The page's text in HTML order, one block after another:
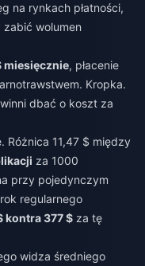
na rynkach płatności,
zabić wolumen
miesięcznie, płacenie
Kropka.
dbać o koszt za
Różnica 11,47 $ między
za 1000
przy pojedynczym
regularnego
kontra 377 $ za tę
widza średniego